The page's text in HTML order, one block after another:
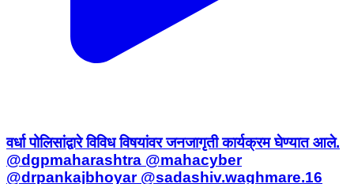
वर्धा पोलिसांद्वारे विविध विषयांवर जनजागृती कार्यक्रम घेण्यात आले.
@dgpmaharashtra @mahacyber
@drpankajbhoyar @sadashiv.waghmare.16